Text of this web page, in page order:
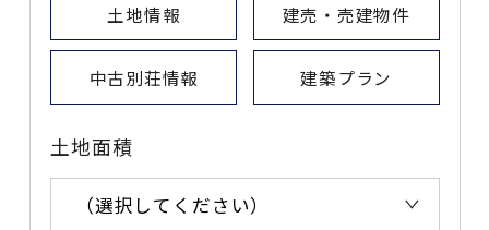
土地情報 建売・売建物件
中古別荘情報 建築プラン
土地面積